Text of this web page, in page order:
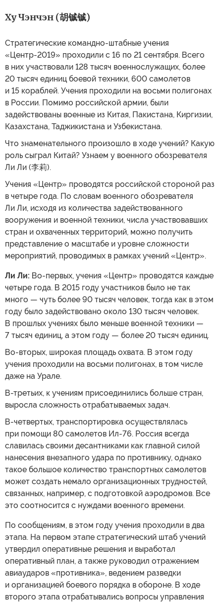
Ху Чэнчэн (胡铖铖)
Стратегические командно-штабные учения
«Центр-2019» проходили с 16 по 21 сентября. Всего
в них участвовали 128 тысяч военнослужащих, более
20 тысяч единиц боевой техники, 600 самолетов
и 15 кораблей. Учения проходили на восьми полигонах
в России. Помимо российской армии, были
задействованы военные из Китая, Пакистана, Киргизии,
Казахстана, Таджикистана и Узбекистана.
Что знаменательного произошло в ходе учений? Какую
роль сыграл Китай? Узнаем у военного обозревателя
Ли Ли (李莉).
Учения «Центр» проводятся российской стороной раз
в четыре года. По словам военного обозревателя
Ли Ли, исходя из количества задействованного
вооружения и военной техники, числа участвовавших
стран и охваченных территорий, можно получить
представление о масштабе и уровне сложности
мероприятий, проводимых в рамках учений «Центр».
Ли Ли: Во-первых, учения «Центр» проводятся каждые
четыре года. В 2015 году участников было не так
много — чуть более 90 тысяч человек, тогда как в этом
году было задействовано около 130 тысяч человек.
В прошлых учениях было меньше военной техники —
7 тысяч единиц, а этом году — более 20 тысяч единиц.
Во-вторых, широкая площадь охвата. В этом году
учения проходили на восьми полигонах, в том числе
даже на Урале.
В-третьих, к учениям присоединились больше стран,
выросла сложность отрабатываемых задач.
В-четвертых, транспортировка осуществлялась
при помощи 80 самолетов Ил-76. Россия всегда
славилась своими десантниками как главной силой
нанесения внезапного удара по противнику, однако
такое большое количество транспортных самолетов
может создать немало организационных трудностей,
связанных, например, с подготовкой аэродромов. Все
это соотносится с нуждами военного времени.
По сообщениям, в этом году учения проходили в два
этапа. На первом этапе стратегический штаб учений
утвердил оперативные решения и выработал
оперативный план, а также руководил отражением
авиаударов «противника», ведением разведки
и организацией боевого порядка в обороне. В ходе
второго этапа отрабатывались вопросы управления